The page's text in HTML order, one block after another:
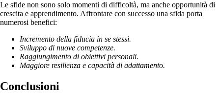
Le sfide non sono solo momenti di difficoltà, ma anche opportunità di
crescita e apprendimento. Affrontare con successo una sfida porta
numerosi benefici:
Incremento della fiducia in se stessi.
Sviluppo di nuove competenze.
Raggiungimento di obiettivi personali.
Maggiore resilienza e capacità di adattamento.
Conclusioni